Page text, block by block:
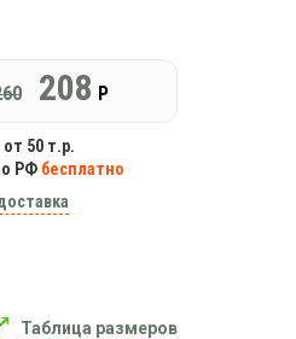
208 Р
от 50 т.р.
РФ бесплатно
Таблица размеров